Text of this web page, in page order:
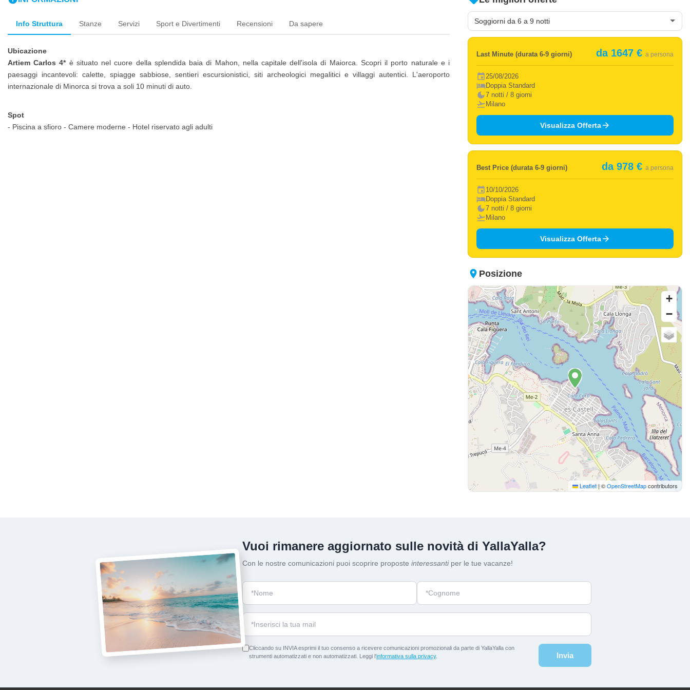
Info Struttura Stanze Servizi Sport e Divertimenti Recensioni Da sapere
Ubicazione
Artiem Carlos 4*è situato nel cuore della splendida baia di Mahon, nella capitale dell'isola di Maiorca. Scopri il porto naturale e i
paesaggi incantevoli: calette, spiagge sabbiose, sentieri escursionistici, siti archeologici megalitici e villaggi autentici. L'aeroporto
internazionale di Minorca si trova a soli 10 minuti di auto.
Spot
- Piscina a sfioro - Camere moderne - Hotel riservato agli adulti
Last Minute (durata 6-9 giorni) da 1647 € a persona
event25/08/2026
hotelDoppia Standard
dark_mode7 notti / 8 giorni
flight_takeoff Milano
Visualizza Offertaarrow_forward
Best Price (durata 6-9 giorni) da 978 € a persona
event 10/10/2026
hotelDoppia Standard
dark_mode7 notti / 8 giorni
flight_takeoff Milano
Visualizza Offertaarrow_forward
place Posizione
+
−
Leaflet |©OpenStreetMapcontributors
Vuoi rimanere aggiornato sulle novità di YallaYalla?
Con le nostre comunicazioni puoi scoprire proposte interessantiper le tue vacanze!
Cliccando su INVIA esprimi il tuo consenso a ricevere comunicazioni promozionali da parte di YallaYalla con
strumenti automatizzati e non automatizzati. Leggi l'informativa sulla privacy. Invia